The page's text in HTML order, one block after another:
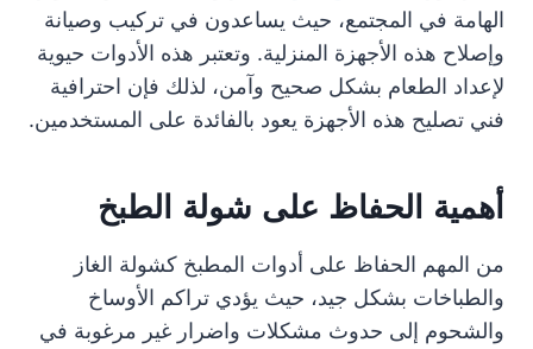
الهامة في المجتمع، حيث يساعدون في تركيب وصيانة
وإصلاح هذه الأجهزة المنزلية. وتعتبر هذه الأدوات حيوية
لإعداد الطعام بشكل صحيح وآمن، لذلك فإن احترافية
فني تصليح هذه الأجهزة يعود بالفائدة على المستخدمين.
أهمية الحفاظ على شولة الطبخ
من المهم الحفاظ على أدوات المطبخ كشولة الغاز
والطباخات بشكل جيد، حيث يؤدي تراكم الأوساخ
والشحوم إلى حدوث مشكلات واضرار غير مرغوبة في